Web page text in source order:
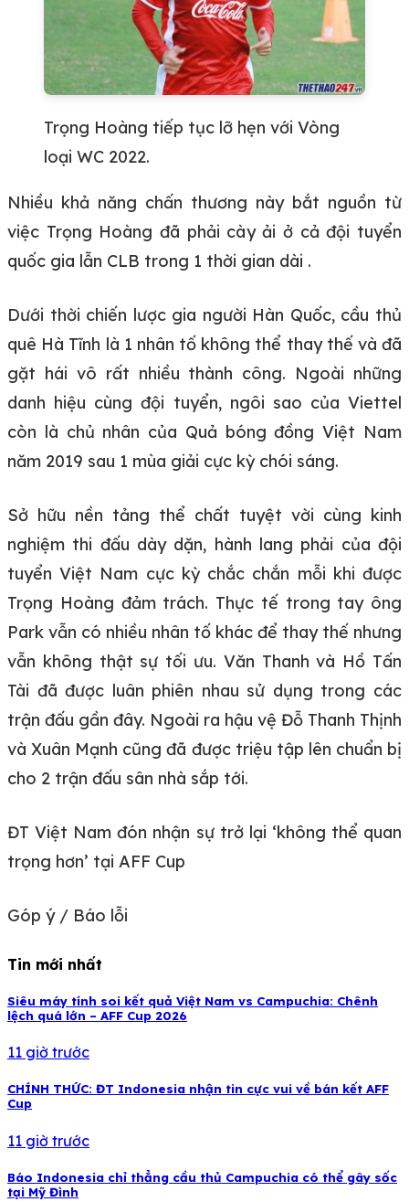
Trọng Hoàng tiếp tục lỡ hẹn với Vòng
loại WC 2022.
Nhiều khả năng chấn thương này bắt nguồn từ
việc Trọng Hoàng đã phải cày ải ở cả đội tuyển
quốc gia lẫn CLB trong 1 thời gian dài .
Dưới thời chiến lược gia người Hàn Quốc, cầu thủ
quê Hà Tĩnh là 1 nhân tố không thể thay thế và đã
gặt hái vô rất nhiều thành công. Ngoài những
danh hiệu cùng đội tuyển, ngôi sao của Viettel
còn là chủ nhân của Quả bóng đồng Việt Nam
năm 2019 sau 1 mùa giải cực kỳ chói sáng.
Sở hữu nền tảng thể chất tuyệt vời cùng kinh
nghiệm thi đấu dày dặn, hành lang phải của đội
tuyển Việt Nam cực kỳ chắc chắn mỗi khi được
Trọng Hoàng đảm trách. Thực tế trong tay ông
Park vẫn có nhiều nhân tố khác để thay thế nhưng
vẫn không thật sự tối ưu. Văn Thanh và Hồ Tấn
Tài đã được luân phiên nhau sử dụng trong các
trận đấu gần đây. Ngoài ra hậu vệ Đỗ Thanh Thịnh
và Xuân Mạnh cũng đã được triệu tập lên chuẩn bị
cho 2 trận đấu sân nhà sắp tới.
ĐT Việt Nam đón nhận sự trở lại ‘không thể quan
trọng hơn’ tại AFF Cup
Góp ý / Báo lỗi
Tin mới nhất
Siêu máy tính soi kết quả Việt Nam vs Campuchia: Chênh
lệch quá lớn – AFF Cup 2026
11 giờ trước
CHÍNH THỨC: ĐT Indonesia nhận tin cực vui về bán kết AFF
Cup
11 giờ trước
Báo Indonesia chỉ thẳng cầu thủ Campuchia có thể gây sốc
tại Mỹ Đình